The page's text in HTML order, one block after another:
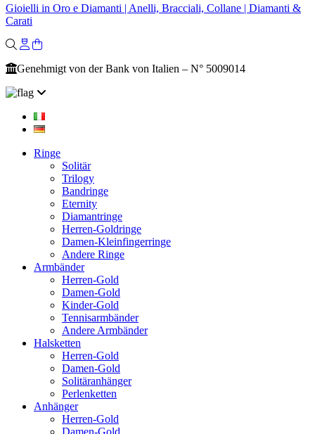
Gioielli in Oro e Diamanti | Anelli, Bracciali, Collane | Diamanti &
Carati
Genehmigt von der Bank von Italien – N° 5009014
Ringe
Solitär
Trilogy
Bandringe
Eternity
Diamantringe
Herren-Goldringe
Damen-Kleinfingerringe
Andere Ringe
Armbänder
Herren-Gold
Damen-Gold
Kinder-Gold
Tennisarmbänder
Andere Armbänder
Halsketten
Herren-Gold
Damen-Gold
Solitäranhänger
Perlenketten
Anhänger
Herren-Gold
Damen-Gold